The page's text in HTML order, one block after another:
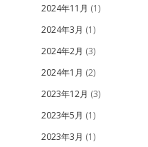
2024年11月 (1)
2024年3月 (1)
2024年2月 (3)
2024年1月 (2)
2023年12月 (3)
2023年5月 (1)
2023年3月 (1)